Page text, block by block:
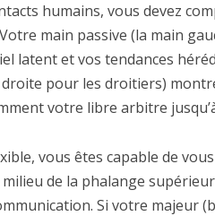
humains, vous devez
main passive (la main
latent et vos tendances
pour les droitiers)
votre libre arbitre
vous êtes capable de
de la phalange
Si votre majeur